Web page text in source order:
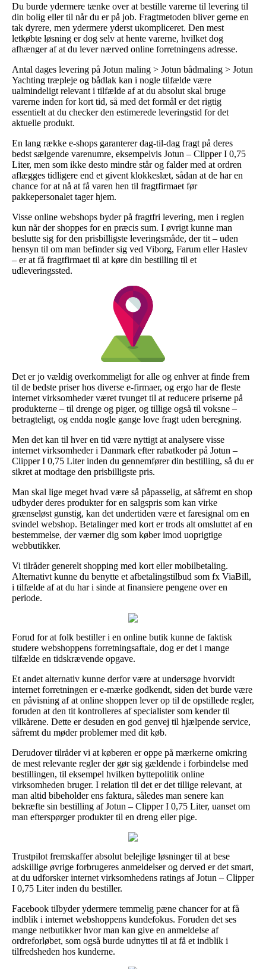
Du burde ydermere tænke over at bestille varerne til levering til
din bolig eller til når du er på job. Fragtmetoden bliver gerne en
tak dyrere, men ydermere yderst ukompliceret. Den mest
letkøbte løsning er dog selv at hente varerne, hvilket dog
afhænger af at du lever nærved online forretningens adresse.
Antal dages levering på Jotun maling > Jotun bådmaling > Jotun
Yachting træpleje og bådlak kan i nogle tilfælde være
ualmindeligt relevant i tilfælde af at du absolut skal bruge
varerne inden for kort tid, så med det formål er det rigtig
essentielt at du checker den estimerede leveringstid for det
aktuelle produkt.
En lang række e-shops garanterer dag-til-dag fragt på deres
bedst sælgende varenumre, eksempelvis Jotun – Clipper I 0,75
Liter, men som ikke desto mindre står og falder med at ordren
aflægges tidligere end et givent klokkeslæt, sådan at de har en
chance for at nå at få varen hen til fragtfirmaet før
pakkepersonalet tager hjem.
Visse online webshops byder på fragtfri levering, men i reglen
kun når der shoppes for en præcis sum. I øvrigt kunne man
beslutte sig for den prisbilligste leveringsmåde, der tit – uden
hensyn til om man befinder sig ved Viborg, Farum eller Haslev
– er at få fragtfirmaet til at køre din bestilling til et
udleveringssted.
Det er jo vældig overkommeligt for alle og enhver at finde frem
til de bedste priser hos diverse e-firmaer, og ergo har de fleste
internet virksomheder været tvunget til at reducere priserne på
produkterne – til drenge og piger, og tillige også til voksne –
betragteligt, og endda nogle gange love fragt uden beregning.
Men det kan til hver en tid være nyttigt at analysere visse
internet virksomheder i Danmark efter rabatkoder på Jotun –
Clipper I 0,75 Liter inden du gennemfører din bestilling, så du er
sikret at modtage den prisbilligste pris.
Man skal lige meget hvad være så påpasselig, at såfremt en shop
udbyder deres produkter for en salgspris som kan virke
grænseløst gunstig, kan det undertiden være et faresignal om en
svindel webshop. Betalinger med kort er trods alt omsluttet af en
bestemmelse, der værner dig som køber imod uoprigtige
webbutikker.
Vi tilråder generelt shopping med kort eller mobilbetaling.
Alternativt kunne du benytte et afbetalingstilbud som fx ViaBill,
i tilfælde af at du har i sinde at finansiere pengene over en
periode.
Forud for at folk bestiller i en online butik kunne de faktisk
studere webshoppens forretningsaftale, dog er det i mange
tilfælde en tidskrævende opgave.
Et andet alternativ kunne derfor være at undersøge hvorvidt
internet forretningen er e-mærke godkendt, siden det burde være
en påvisning af at online shoppen lever op til de opstillede regler,
foruden at den tit kontrolleres af specialister som kender til
vilkårene. Dette er desuden en god genvej til hjælpende service,
såfremt du møder problemer med dit køb.
Derudover tilråder vi at køberen er oppe på mærkerne omkring
de mest relevante regler der gør sig gældende i forbindelse med
bestillingen, til eksempel hvilken byttepolitik online
virksomheden bruger. I relation til det er det tillige relevant, at
man altid bibeholder ens faktura, således man senere kan
bekræfte sin bestilling af Jotun – Clipper I 0,75 Liter, uanset om
man efterspørger produkter til en dreng eller pige.
Trustpilot fremskaffer absolut belejlige løsninger til at bese
adskillige øvrige forbrugeres anmeldelser og derved er det smart,
at du udforsker internet virksomhedens ratings af Jotun – Clipper
I 0,75 Liter inden du bestiller.
Facebook tilbyder ydermere temmelig pæne chancer for at få
indblik i internet webshoppens kundefokus. Foruden det ses
mange netbutikker hvor man kan give en anmeldelse af
ordreforløbet, som også burde udnyttes til at få et indblik i
tilfredsheden hos kunderne.